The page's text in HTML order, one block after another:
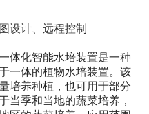
设计、远程控制
体化智能水培装置是一种
一体的植物水培装置。该
培养种植，也可用于部分
当季和当地的蔬菜培养，